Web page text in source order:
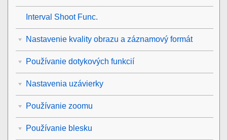
Interval Shoot Func.
Nastavenie kvality obrazu a záznamový formát
Používanie dotykových funkcií
Nastavenia uzávierky
Používanie zoomu
Používanie blesku